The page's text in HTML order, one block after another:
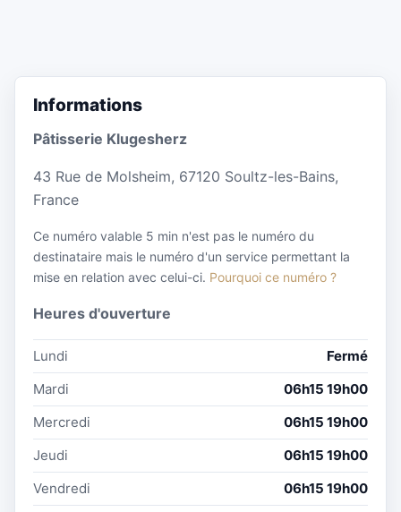
Informations
Pâtisserie Klugesherz
43 Rue de Molsheim, 67120 Soultz-les-Bains,
France
Ce numéro valable 5 min n'est pas le numéro du
destinataire mais le numéro d'un service permettant la
mise en relation avec celui-ci. Pourquoi ce numéro ?
Heures d'ouverture
Lundi
Fermé
Mardi
06h15 19h00
Mercredi
06h15 19h00
Jeudi
06h15 19h00
Vendredi
06h15 19h00